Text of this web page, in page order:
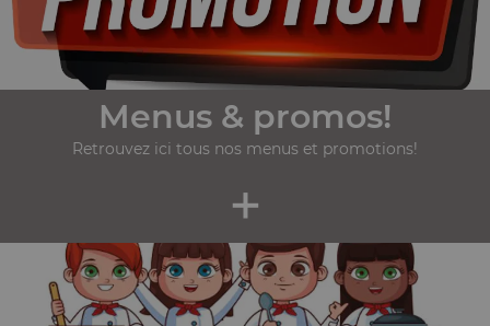
Menus & promos!
Retrouvez ici tous nos menus et promotions!
+